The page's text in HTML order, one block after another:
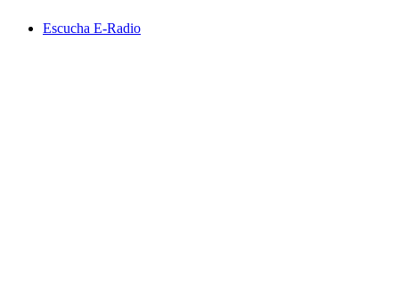
Escucha E-Radio